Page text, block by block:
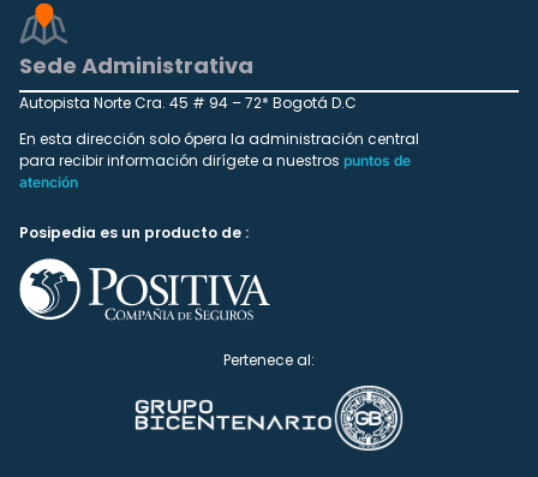
Sede Administrativa
Autopista Norte Cra. 45 # 94 – 72* Bogotá D.C
En esta dirección solo ópera la administración central
para recibir información dirígete a nuestros puntos de
atención
Posipedia es un producto de :
Pertenece al: